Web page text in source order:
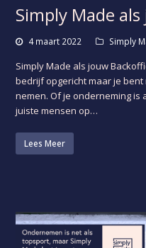
Simply Made
4 maart 2022 Simply
Simply Made als jouw
bedrijf opgericht maar je
nemen. Of je onderneming is
juiste mensen op…
Lees Meer